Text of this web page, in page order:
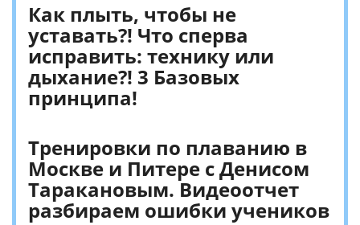
Как плыть, чтобы не
уставать?! Что сперва
исправить: технику или
дыхание?! 3 Базовых
принципа!
Тренировки по плаванию в
Москве и Питере с Денисом
Таракановым. Видеоотчет
разбираем ошибки учеников